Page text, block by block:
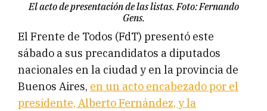
El acto de presentación de las listas. Foto: Fernando
Gens.
El Frente de Todos (FdT) presentó este
sábado a sus precandidatos a diputados
nacionales en la ciudad y en la provincia de
Buenos Aires, en un acto encabezado por el
presidente, Alberto Fernández, y la